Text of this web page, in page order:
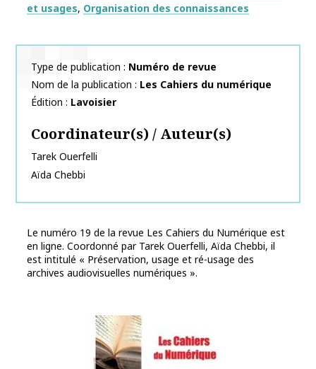
et usages Organisation des connaissances
Type de publication
Numéro de revue
Nom de la publication
Les Cahiers du numérique
Édition
Lavoisier
Coordinateur(s) / Auteur(s)
Tarek Ouerfelli
Aïda Chebbi
Le numéro 19 de la revue Les Cahiers du Numérique est
en ligne. Coordonné par Tarek Ouerfelli, Aïda Chebbi, il
est intitulé « Préservation, usage et ré-usage des
archives audiovisuelles numériques ».